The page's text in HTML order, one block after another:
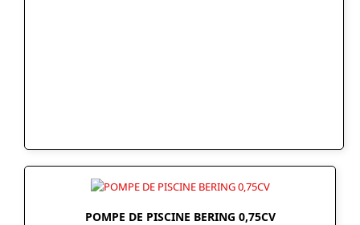
POMPE DE PISCINE BERING 0,75CV